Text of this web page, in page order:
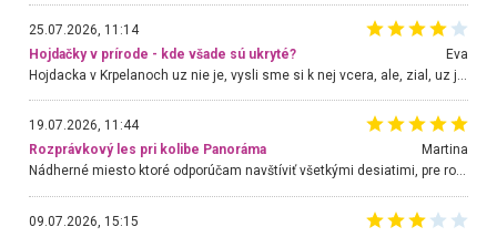
25.07.2026, 11:14
Hojdačky v prírode - kde všade sú ukryté?
Eva
19.07.2026, 11:44
Rozprávkový les pri kolibe Panoráma
Martina
Nádherné miesto ktoré odporúčam navštíviť všetkými desiatimi, pre rodiny s deťmi, dôchodcom... Proste a jednoducho ozaj rozprávkový les.. určite ešte prídeme. Odniesli sme si na pamiatku krásne tričká,
09.07.2026, 15:15